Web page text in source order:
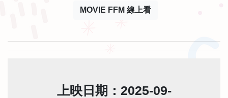
MOVIE FFM 線上看
上映日期：2025-09-